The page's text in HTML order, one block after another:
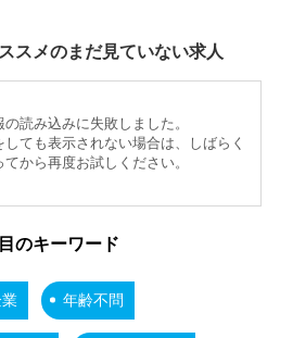
スメのまだ見ていない求人
の読み込みに失敗しました。
ても表示されない場合は、しばらく
てから再度お試しください。
のキーワード
年齢不問